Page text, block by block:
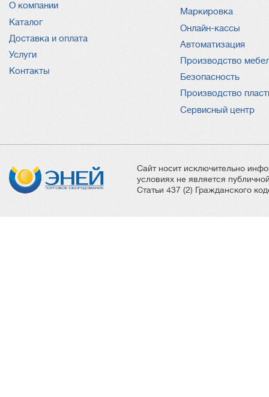
О компании
Каталог
Доставка и оплата
Услуги
Контакты
Услуги
Маркировка
Онлайн-кассы
Автоматизация
Производство
Безопасность
Производство
Сервисный центр
Сайт носит исключительно
условиях не является
Статьи 437 (2) Гражданского